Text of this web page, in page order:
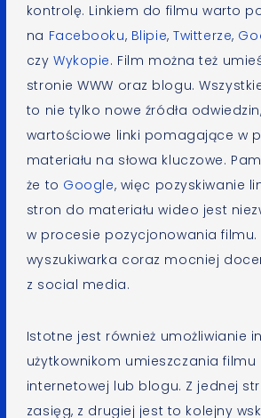
kontrolę. Linkiem do filmu warto
na Facebooku, Blipie,Twitterze,
czyWykopie. Film można też
stronie WWW oraz blogu.
to nie tylko nowe źródła
wartościowe linki pomagające w
materiału na słowa kluczowe.
że to Google, więc pozyskiwanie
stron do materiału wideo jest
w procesie pozycjonowania filmu.
wyszukiwarka coraz mocniej
z social media.
Istotne jest również umożliwianie
użytkownikom umieszczania
internetowej lub blogu. Z jednej
zasięg, z drugiej jest to kolejny